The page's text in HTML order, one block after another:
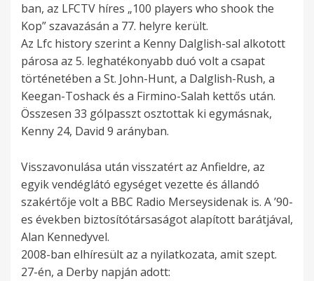
ban, az LFCTV híres „100 players who shook the
Kop” szavazásán a 77. helyre került.
Az Lfc history szerint a Kenny Dalglish-sal alkotott
párosa az 5. leghatékonyabb duó volt a csapat
történetében a St. John-Hunt, a Dalglish-Rush, a
Keegan-Toshack és a Firmino-Salah kettős után.
Összesen 33 gólpasszt osztottak ki egymásnak,
Kenny 24, David 9 arányban.
Visszavonulása után visszatért az Anfieldre, az
egyik vendéglátó egységet vezette és állandó
szakértője volt a BBC Radio Merseysidenak is. A ’90-
es években biztosítótársaságot alapított barátjával,
Alan Kennedyvel.
2008-ban elhíresült az a nyilatkozata, amit szept.
27-én, a Derby napján adott: